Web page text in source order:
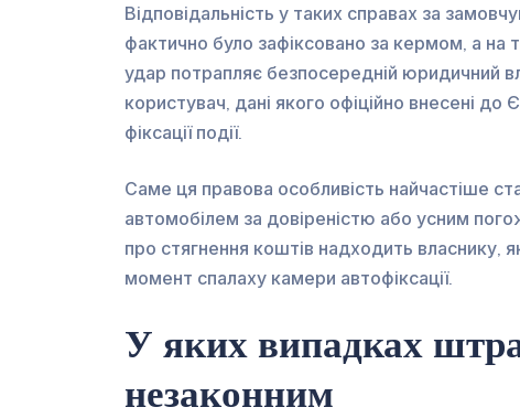
Відповідальність у таких справах за
фактично було зафіксовано за кермом, а на
удар потрапляє безпосередній юридичний
користувач, дані якого офіційно внесені
фіксації події.
Саме ця правова особливість найчастіше
автомобілем за довіреністю або усним
про стягнення коштів надходить власнику,
момент спалаху камери автофіксації.
У яких випадках
незаконним